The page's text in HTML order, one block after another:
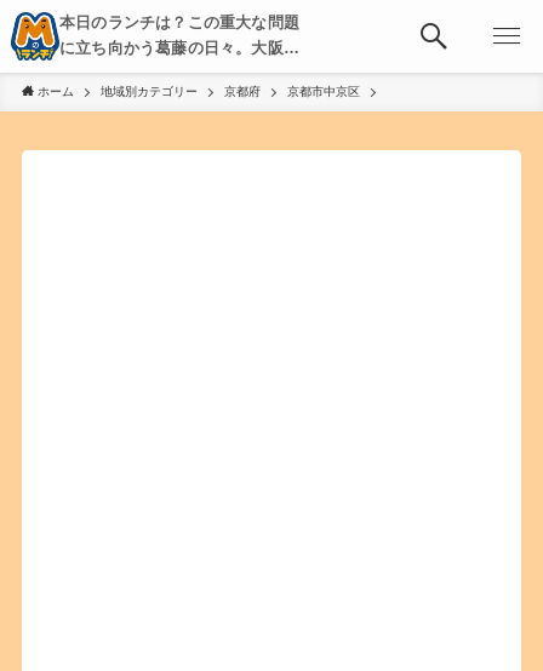
本日のランチは？この重大な問題
に立ち向かう葛藤の日々。大阪・
京都・神戸を中心とした食べ歩
き、飲み歩きを綴る。
ホーム 地域別カテゴリー 京都府 京都市中京区